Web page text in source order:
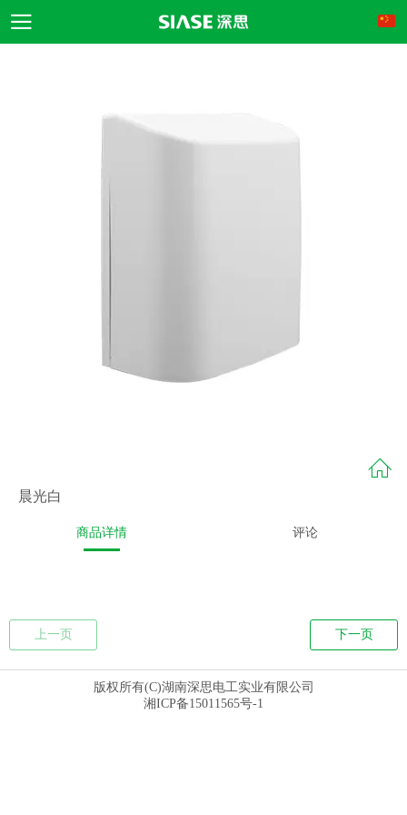
晨光白
商品详情 评论
上一页 下一页
版权所有(C)湖南深思电工实业有限公司
湘ICP备15011565号-1